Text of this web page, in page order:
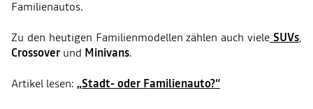
Familienautos.
Zu den heutigen Familienmodellen zählen auch viele SUVs,
Crossover und Minivans.
Artikel lesen: „Stadt- oder Familienauto?“